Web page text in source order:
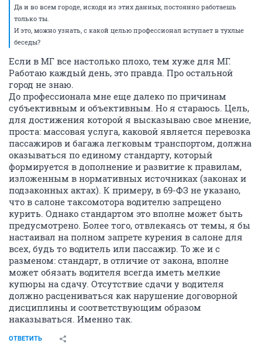
Да и во всем городе, исходя из этих данных, постоянно работаешь
только ты.
И это, можно узнать, с какой целью профессионал вступает в тухлые
беседы?
Если в МГ все настолько плохо, тем хуже для МГ.
Работаю каждый день, это правда. Про остальной
город не знаю.
До профессионала мне еще далеко по причинам
субъективным и объективным. Но я стараюсь. Цель,
для достижения которой я высказываю свое мнение,
проста: массовая услуга, каковой является перевозка
пассажиров и багажа легковым транспортом, должна
оказываться по единому стандарту, который
формируется в дополнение и развитие к правилам,
изложенным в нормативных источниках (законах и
подзаконных актах). К примеру, в 69-ФЗ не указано,
что в салоне таксомотора водителю запрещено
курить. Однако стандартом это вполне может быть
предусмотрено. Более того, отвлекаясь от темы, я бы
настаивал на полном запрете курения в салоне для
всех, будь то водитель или пассажир. То же и с
разменом: стандарт, в отличие от закона, вполне
может обязать водителя всегда иметь мелкие
купюры на сдачу. Отсутствие сдачи у водителя
должно расцениваться как нарушение договорной
дисциплины и соответствующим образом
наказываться. Именно так.
ОТВЕТИТЬ